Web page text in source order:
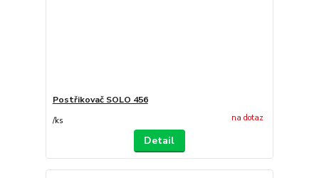
Postřikovač SOLO 456
/ks na dotaz
Detail